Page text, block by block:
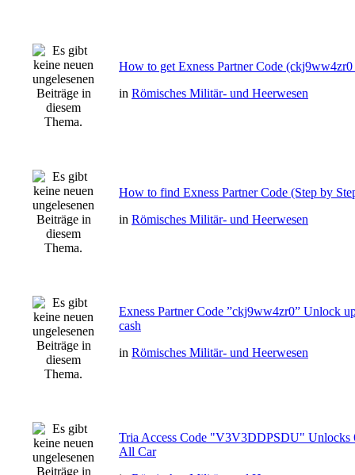
How to get Exness Partner Code
in Römisches Militär- und Heerwesen
How to find Exness Partner Code (Step by
in Römisches Militär- und Heerwesen
Exness Partner Code ”ckj9ww4zr0” Unlock
cash
in Römisches Militär- und Heerwesen
Tria Access Code "V3V3DDPSDU" Unlocks
All Car